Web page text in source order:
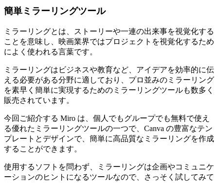
簡単ミラーリングツール
ミラーリングとは、ストーリーや一連の出来事を視覚化する
ことを意味し、映画業界ではプロジェクトを視覚化するため
によく使われる言葉です。
ミラーリングはビジネスや教育など、アイデアを効率的に伝
える必要がある分野に適しており、プロ並みのミラーリング
を素早く簡単に実現するためのミラーリングツールも数多く
販売されています。
今回ご紹介する Miro は、個人でもグループでも無料で使え
る優れたミラーリングツールの一つで、Canva の豊富なテン
プレートとデザインで、簡単に高品質なミラーリングを作成
することができます。
使用するソフトを問わず、ミラーリングは企画やコミュニケ
ーションのヒントになるツールなので、さっそく試してみて